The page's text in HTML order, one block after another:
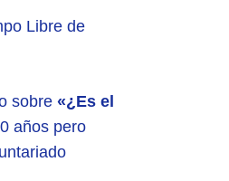
Libre de
sobre «¿Es el
años pero